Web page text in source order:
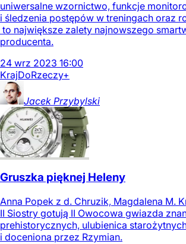
uniwersalne wzornictwo, funkcje
i śledzenia postępów w treningach oraz
to największe zalety najnowszego
producenta.
24 wrz 2023 16:00
KrajDoRzeczy+
Jacek Przybylski
Gruszka pięknej Heleny
Anna Popek z d. Chruzik, Magdalena M.
II Siostry gotują II Owocowa gwiazda
prehistorycznych, ulubienica
i doceniona przez Rzymian.